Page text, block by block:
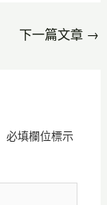
下一篇文章 →
必填欄位標示